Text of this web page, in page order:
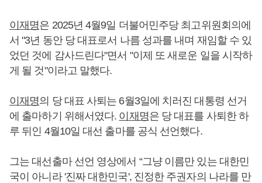
이재명은 2025년 4월9일 더불어민주당 최고위원회의에
서 "3년 동안 당 대표로서 나름 성과를 내며 재임할 수 있
었던 것에 감사드린다"면서 "이제 또 새로운 일을 시작하
게 될 것"이라고 말했다.
이재명의 당 대표 사퇴는 6월3일에 치러진 대통령 선거
에 출마하기 위해서였다. 이재명은 당 대표를 사퇴한 하
루 뒤인 4월10일 대선 출마를 공식 선언했다.
그는 대선출마 선언 영상에서 “그냥 이름만 있는 대한민
국이 아니라 '진짜 대한민국', 진정한 주권자의 나라를 만